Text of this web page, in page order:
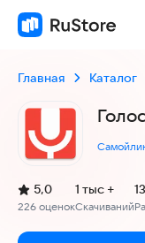
Главная Каталог
Рейтинг:
5,0
(
226 оценок
)
Скачиваний
1 тыс +